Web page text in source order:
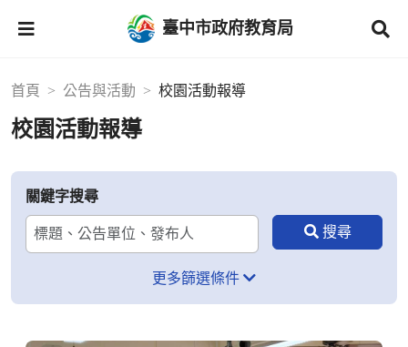
臺中市政府教育局
首頁 公告與活動 校園活動報導
校園活動報導
關鍵字搜尋
更多篩選條件